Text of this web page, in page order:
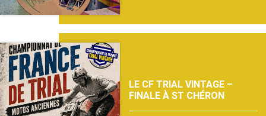
LE CF TRIAL VINTAGE –
FINALE À ST CHÉRON